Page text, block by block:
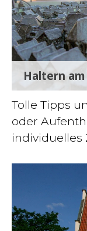
Haltern am
Tolle Tipps
oder
individuelles